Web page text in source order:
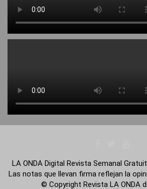
LA ONDA Digital Revista Semanal
Las notas que llevan firma reflejan la
© Copyright Revista LA ONDA